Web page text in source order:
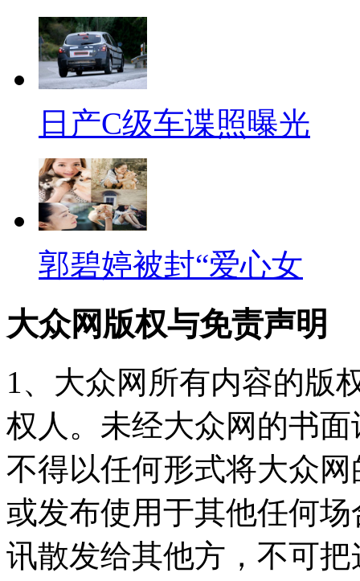
日产C级车谍照曝光
郭碧婷被封“爱心女
大众网版权与免责声明
1、大众网所有内容的版
权人。未经大众网的书
不得以任何形式将大众
或发布使用于其他任何
讯散发给其他方，不可